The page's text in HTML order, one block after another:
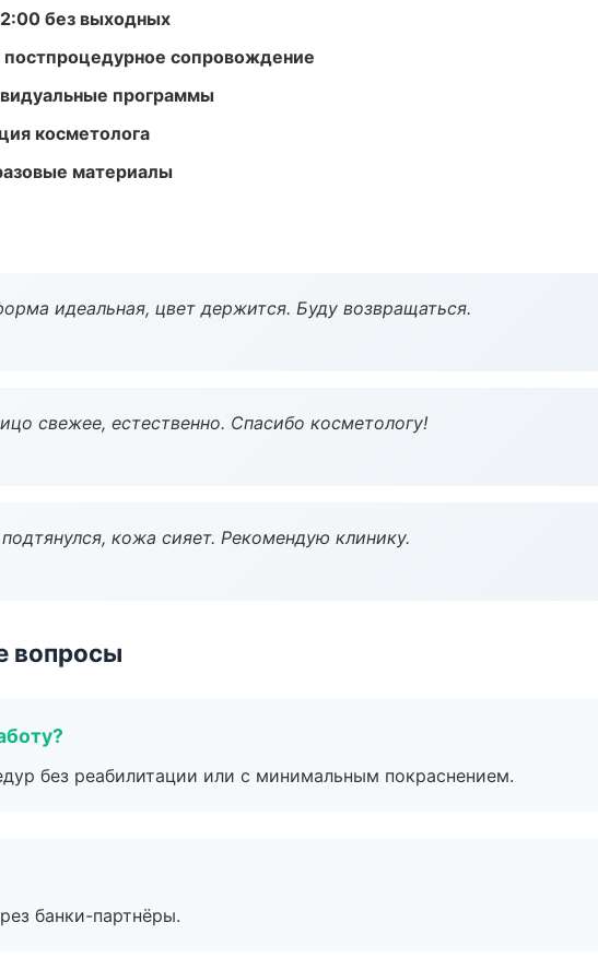
без выходных
постпроцедурное сопровождение
программы
косметолога
материалы
идеальная, цвет держится. Буду возвращаться.
свежее, естественно. Спасибо косметологу!
кожа сияет. Рекомендую клинику.
вопросы
без реабилитации или с минимальным покраснением.
банки-партнёры.